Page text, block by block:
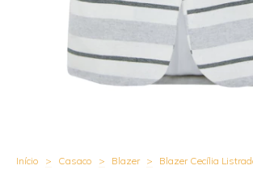
Início > Casaco > Blazer > Blazer Cecília